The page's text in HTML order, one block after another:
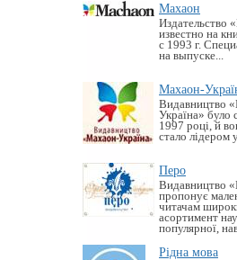
Махаон
Издательство
известно на
с 1993 г.
на выпуске...
Махаон-
Видавництво
Україна» було
1997 році, й
стало лідером
Перо
Видавництво
пропонує
читачам
асортимент
популярної,
Рідна мова